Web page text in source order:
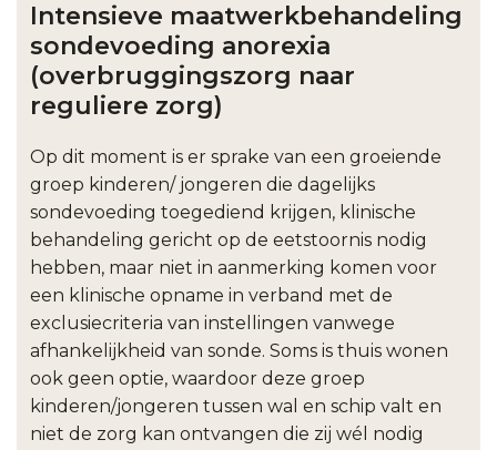
Intensieve maatwerkbehandeling
sondevoeding anorexia
(overbruggingszorg naar
reguliere zorg)
​Op dit moment is er sprake van een groeiende
groep kinderen/ jongeren die dagelijks
sondevoeding toegediend krijgen, klinische
behandeling gericht op de eetstoornis nodig
hebben, maar niet in aanmerking komen voor
een klinische opname in verband met de
exclusiecriteria van instellingen vanwege
afhankelijkheid van sonde. Soms is thuis wonen
ook geen optie, waardoor deze groep
kinderen/jongeren tussen wal en schip valt en
niet de zorg kan ontvangen die zij wél nodig